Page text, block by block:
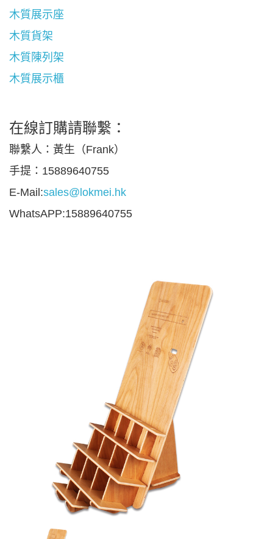
木質展示座
木質貨架
木質陳列架
木質展示櫃
在線訂購請聯繫：
聯繫人：黃生（Frank）
手提：15889640755
E-Mail:sales@lokmei.hk
WhatsAPP:15889640755